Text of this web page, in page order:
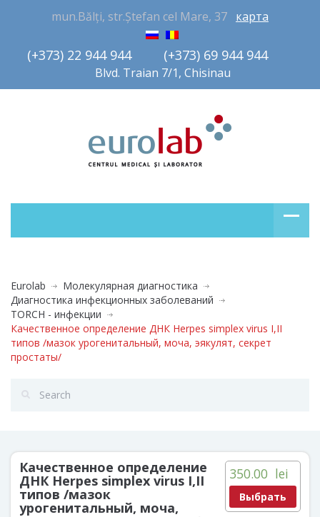
mun.Bălți, str.Ștefan cel Mare, 37 карта
(+373) 22 944 944         (+373) 69 944 944
Blvd. Traian 7/1, Chisinau
Eurolab
Молекулярная диагностика
Диагностика инфекционных заболеваний
TORCH - инфекции
Качественное определение ДНК Herpes simplex virus I,II
типов /мазок урогенитальный, моча, эякулят, секрет
простаты/
350.00 lei
Выбрать
Качественное определение
ДНК Herpes simplex virus I,II
типов /мазок
урогенитальный, моча,